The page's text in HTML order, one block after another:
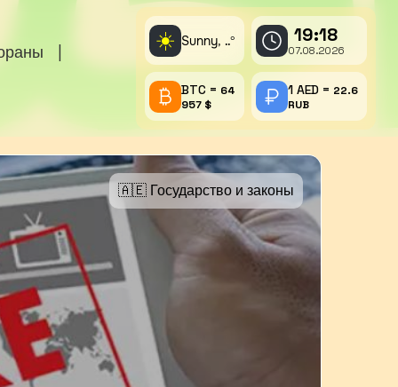
☀️ Sunny, ..° 19:18
07.08.2026
BTC = 64
957 $
1 AED = 22.6
RUB
🇦🇪 Государство и законы